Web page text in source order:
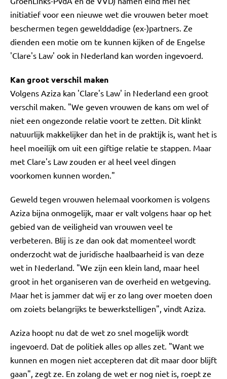
initiatief voor een nieuwe wet die vrouwen beter moet
beschermen tegen gewelddadige (ex-)partners. Ze
dienden een motie om te kunnen kijken of de Engelse
'Clare's Law' ook in Nederland kan worden ingevoerd.
Kan groot verschil maken
Volgens Aziza kan 'Clare's Law' in Nederland een groot
verschil maken. "We geven vrouwen de kans om wel of
niet een ongezonde relatie voort te zetten. Dit klinkt
natuurlijk makkelijker dan het in de praktijk is, want het is
heel moeilijk om uit een giftige relatie te stappen. Maar
met Clare's Law zouden er al heel veel dingen
voorkomen kunnen worden."
Geweld tegen vrouwen helemaal voorkomen is volgens
Aziza bijna onmogelijk, maar er valt volgens haar op het
gebied van de veiligheid van vrouwen veel te
verbeteren. Blij is ze dan ook dat momenteel wordt
onderzocht wat de juridische haalbaarheid is van deze
wet in Nederland. "We zijn een klein land, maar heel
groot in het organiseren van de overheid en wetgeving.
Maar het is jammer dat wij er zo lang over moeten doen
om zoiets belangrijks te bewerkstelligen", vindt Aziza.
Aziza hoopt nu dat de wet zo snel mogelijk wordt
ingevoerd. Dat de politiek alles op alles zet. "Want we
kunnen en mogen niet accepteren dat dit maar door blijft
gaan", zegt ze. En zolang de wet er nog niet is, roept ze